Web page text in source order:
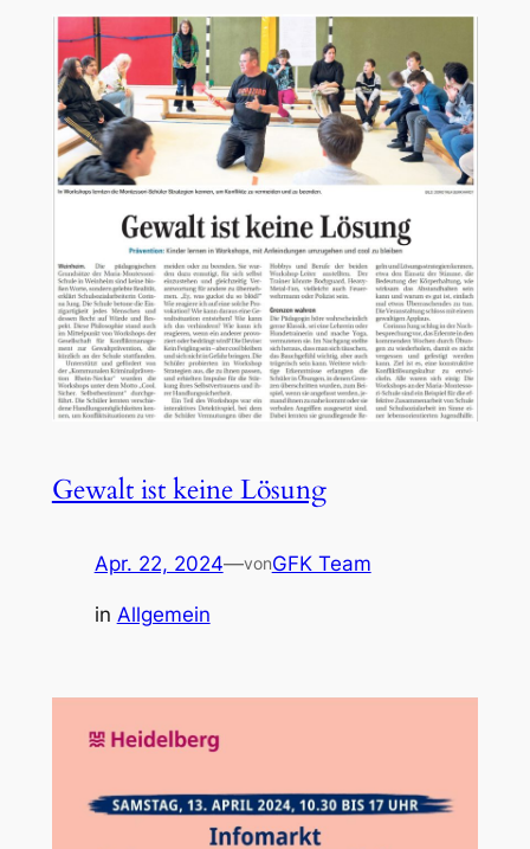
Gewalt ist keine Lösung
Apr. 22, 2024—vonGFK Team
in Allgemein